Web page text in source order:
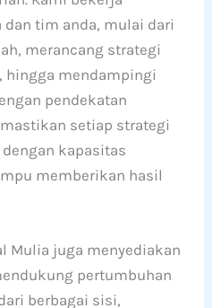
tim anda, mulai dari
merancang strategi
hingga mendampingi
pendekatan
setiap strategi
kapasitas
memberikan hasil
Mulia juga menyediakan
pertumbuhan
berbagai sisi,